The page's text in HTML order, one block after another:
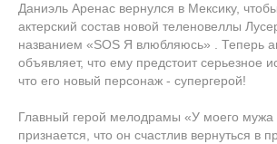
Даниэль Аренас вернулся в Мексику,
актерский состав новой теленовеллы
названием «SOS Я влюбляюсь» . Теперь
объявляет, что ему предстоит серьезное
что его новый персонаж - супергерой!
Главный герой мелодрамы «У моего мужа
признается, что он счастлив вернуться в